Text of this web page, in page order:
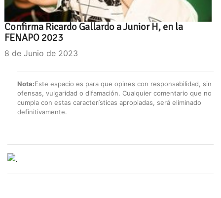
Confirma Ricardo Gallardo a Junior H, en la
FENAPO 2023
8 de Junio de 2023
Nota:Este espacio es para que opines con responsabilidad, sin
ofensas, vulgaridad o difamación. Cualquier comentario que no
cumpla con estas características apropiadas, será eliminado
definitivamente.